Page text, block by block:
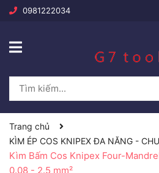
0981222034
Trang chủ
KÌM ÉP COS KNIPEX ĐA NĂNG -
Kìm Bấm Cos Knipex Four-
0.08 - 2.5 mm²